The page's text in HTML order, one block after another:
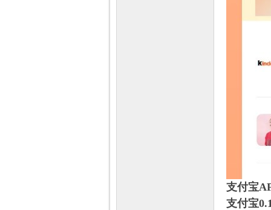
支付宝
支付宝